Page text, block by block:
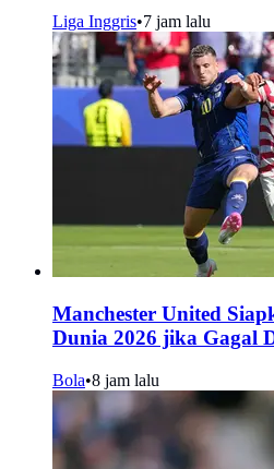
Liga Inggris•7 jam lalu
Manchester United
Dunia 2026 jika Gagal
Bola•8 jam lalu